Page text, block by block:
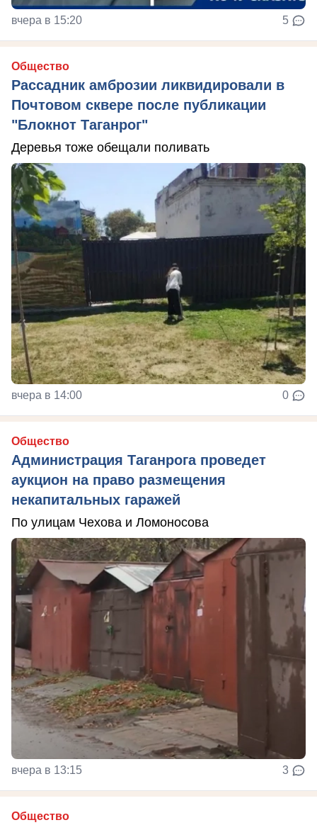
вчера в 15:20 5
Общество
Рассадник амброзии ликвидировали в
Почтовом сквере после публикации
"Блокнот Таганрог"
Деревья тоже обещали поливать
вчера в 14:00 0
Общество
Администрация Таганрога проведет
аукцион на право размещения
некапитальных гаражей
По улицам Чехова и Ломоносова
вчера в 13:15 3
Общество